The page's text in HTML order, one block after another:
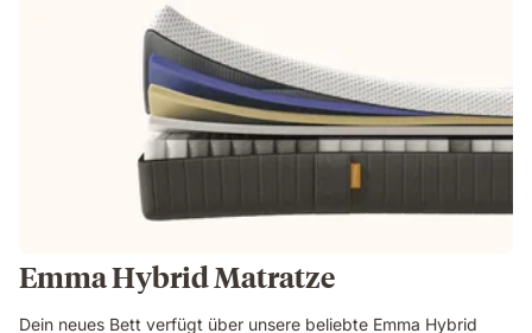
Emma Hybrid Matratze
Dein neues Bett verfügt über unsere beliebte Emma Hybrid